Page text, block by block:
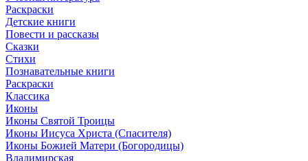
Раскраски
Детские книги
Повести и рассказы
Сказки
Стихи
Познавательные книги
Раскраски
Классика
Иконы
Иконы Святой Троицы
Иконы Иисуса Христа (Спасителя)
Иконы Божией Матери (Богородицы)
Владимирская